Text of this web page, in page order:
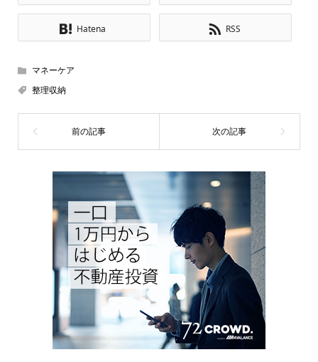
Hatena RSS
マネーケア
整理収納